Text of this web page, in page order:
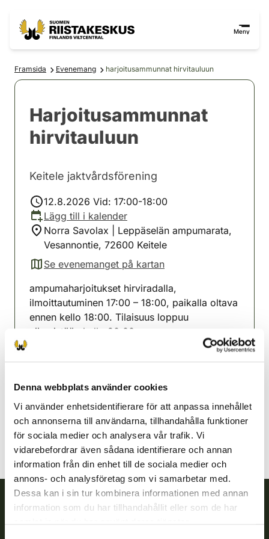
Denna webbplats använder cookies
Vi använder enhetsidentifierare för att anpassa innehållet
och annonserna till användarna, tillhandahålla funktioner
för sociala medier och analysera vår trafik. Vi
vidarebefordrar även sådana identifierare och annan
information från din enhet till de sociala medier och
annons- och analysföretag som vi samarbetar med.
Dessa kan i sin tur kombinera informationen med annan
information som du har tillhandahållit eller som de har
Meny
Framsida Evenemang harjoitusammunnat hirvitauluun
Harjoitusammunnat
hirvitauluun
Keitele jaktvårdsförening
12.8.2026 Vid: 17:00-18:00
Lägg till i kalender
Norra Savolax | Leppäselän ampumarata,
Vesannontie, 72600 Keitele
Se evenemanget på kartan
(avautuu uuteen välilehteen)
ampumaharjoitukset hirviradalla,
ilmoittautuminen 17:00 – 18:00, paikalla oltava
ennen kello 18:00. Tilaisuus loppuu
viimeistään kello 20:00
Keitele jaktvårdsförening
040-544 7769
keitele@rhy.riista.fi